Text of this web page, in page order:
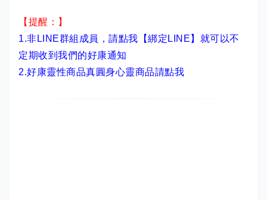
【提醒：】
1.非LINE群組成員， 請點我【綁定LINE】 就可以不
定期收到我們的好康通知
2.好康靈性商品真圓身心靈商品請點我